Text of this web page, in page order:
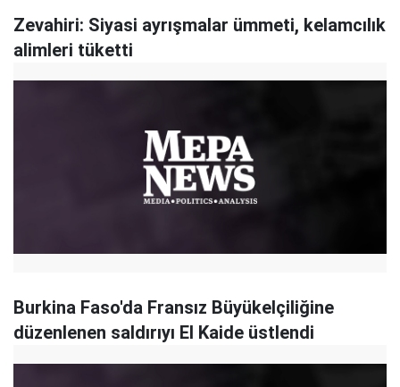
Zevahiri: Siyasi ayrışmalar ümmeti, kelamcılık
alimleri tüketti
Burkina Faso'da Fransız Büyükelçiliğine
düzenlenen saldırıyı El Kaide üstlendi